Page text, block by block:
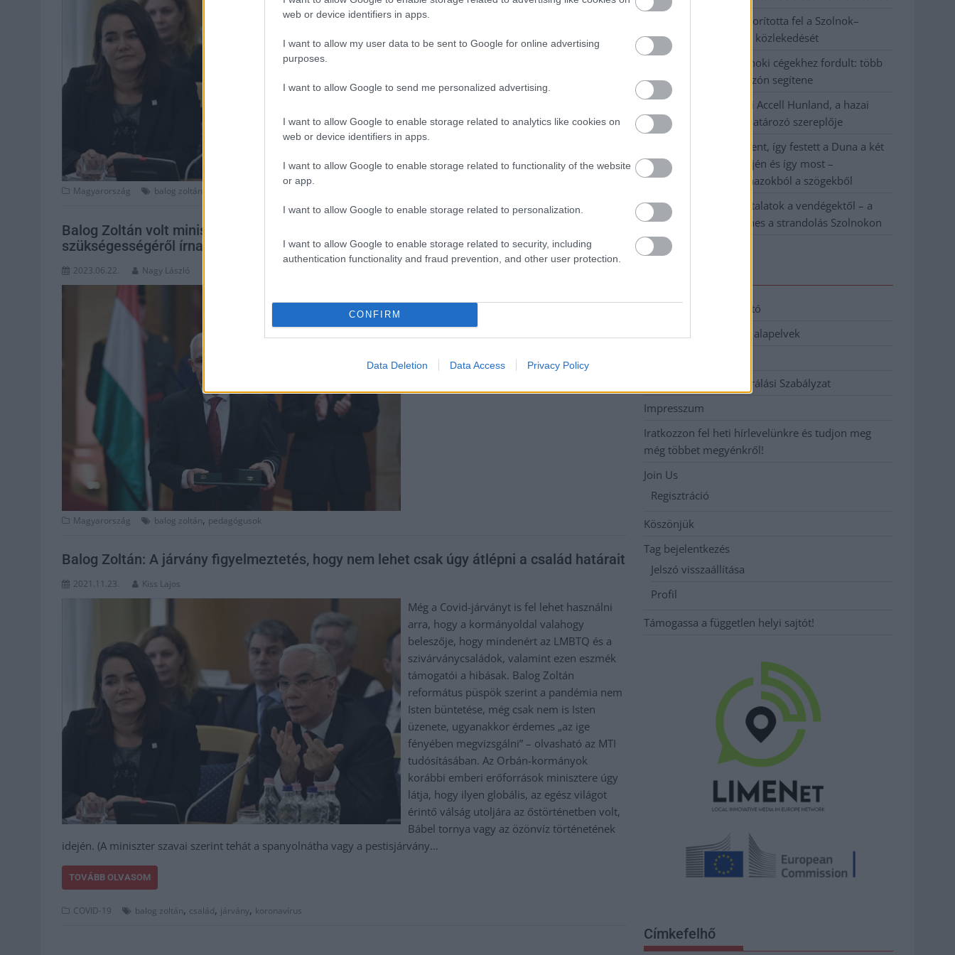
web or device identifiers in apps.
I want to allow my user data to be sent to Google for online advertising
purposes.
I want to allow Google to send me personalized advertising.
I want to allow Google to enable storage related to analytics like cookies on
web or device identifiers in apps.
I want to allow Google to enable storage related to functionality of the website
or app.
I want to allow Google to enable storage related to personalization.
I want to allow Google to enable storage related to security, including
authentication functionality and fraud prevention, and other user protection.
CONFIRM
Data Deletion Data Access Privacy Policy
Fidesz-KDNP-s politikus bukik bele. Orbán
időpont volt kérdéses, mikor látja be Balog
selyemzsinórt fentről.
Magyarország balog zoltán ,
Balog Zoltán volt miniszter is aláírta a levelet, amelyben a tanári béremelés
szükségességéről írnak
2023.06.22. Nagy László
levelét, amelyben érdemi és
Magyarország balog zoltán, pedagógusok
Balog Zoltán: A járvány figyelmeztetés, hogy nem lehet csak úgy átlépni a család határait
2021.11.23. Kiss Lajos
Még a Covid-járványt is fel lehet használni
arra, hogy a kormányoldal valahogy
beleszője, hogy mindenért az LMBTQ és a
szivárványcsaládok, valamint ezen eszmék
támogatói a hibásak. Balog Zoltán
református püspök szerint a pandémia nem
Isten büntetése, még csak nem is Isten
üzenete, ugyanakkor érdemes „az ige
fényében megvizsgálni” – olvasható az MTI
tudósításában. Az Orbán-kormányok
korábbi emberi erőforrások minisztere úgy
látja, hogy ilyen globális, az egész világot
érintő válság utoljára az őstörténetben volt,
Bábel tornya vagy az özönvíz történetének
idején. (A miniszter szavai szerint tehát a spanyolnátha vagy a pestisjárvány…
TOVÁBB OLVASOM
COVID-19 balog zoltán, család, járvány, koronavírus
Váratlan fennakadás borította fel a Szolnok–
Kecskemét vasútvonal közlekedését
A polgármester a szolnoki cégekhez fordult: több
száz elbocsátott dolgozón segítene
Csődbe ment a tószegi Accell Hunland, a hazai
kerékpárgyártás meghatározó szereplője
Egyszer fent, egyszer lent, így festett a Duna a két
évvel ezelőtti árvíz idején és így most –
fotógyűjtemény ugyanazokból a szögekből
Ilyenek eddig a tapasztalatok a vendégektől – a
hőhullám miatt ingyenes a strandolás Szolnokon
Adatkezelési tájékoztató
Etikai és függetlenségi alapelvek
Hozzászólási és Moderálási Szabályzat
Impresszum
Iratkozzon fel heti hírlevelünkre és tudjon meg
még többet megyénkről!
Join Us
Regisztráció
Köszönjük
Tag bejelentkezés
Jelszó visszaállítása
Profil
Támogassa a független helyi sajtót!
Címkefelhő